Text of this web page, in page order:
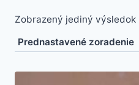
Zobrazený jediný výsledok